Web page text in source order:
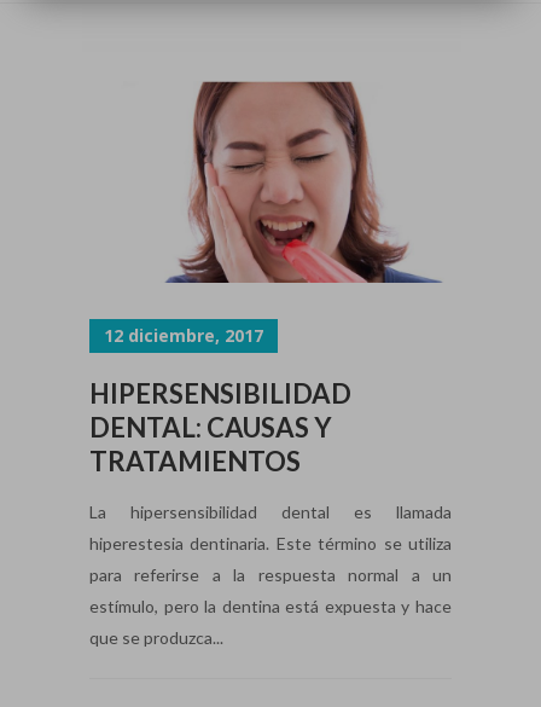
12 diciembre, 2017
HIPERSENSIBILIDAD
DENTAL: CAUSAS Y
TRATAMIENTOS
La hipersensibilidad dental es llamada
hiperestesia dentinaria. Este término se utiliza
para referirse a la respuesta normal a un
estímulo, pero la dentina está expuesta y hace
que se produzca...